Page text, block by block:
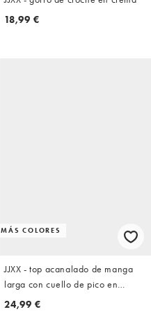
18,99 €
MÁS COLORES
JJXX - top acanalado de manga
larga con cuello de pico en
blanco
24,99 €